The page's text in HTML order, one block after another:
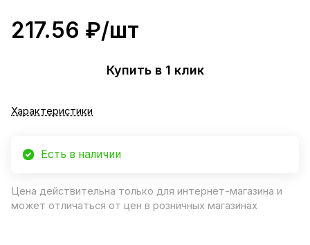
217.56 ₽/шт
Купить в 1 клик
Характеристики
Есть в наличии
Цена действительна только для интернет-магазина и
может отличаться от цен в розничных магазинах